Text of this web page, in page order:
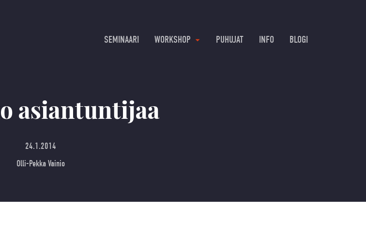
SEMINAARI WORKSHOP PUHUJAT INFO BLOGI
asiantuntijaa
24.1.2014
Olli-Pekka Vainio